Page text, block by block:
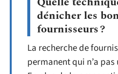
dénicher les
fournisseurs ?
La recherche de
permanent qui n’a